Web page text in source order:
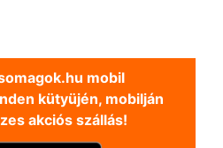
mobil
kütyüjén, mobilján
akciós szállás!